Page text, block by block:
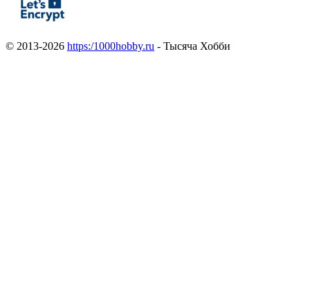
© 2013-2026 https:/1000hobby.ru - Тысяча Хобби